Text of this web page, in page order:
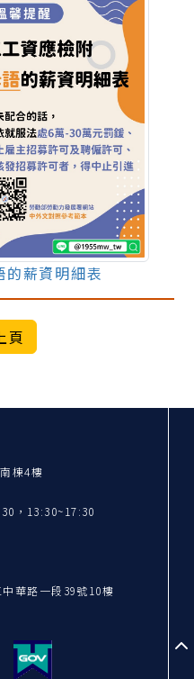
薪資明細表
棟4樓
，13:30~17:30
華路一段39號10樓
至